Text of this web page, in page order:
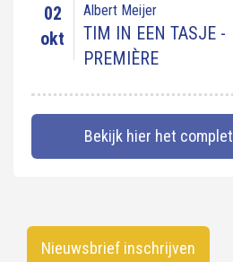
02
okt
Albert Meijer
TIM IN EEN TASJE -
PREMIÈRE
Bekijk hier het
Nieuwsbrief inschrijven